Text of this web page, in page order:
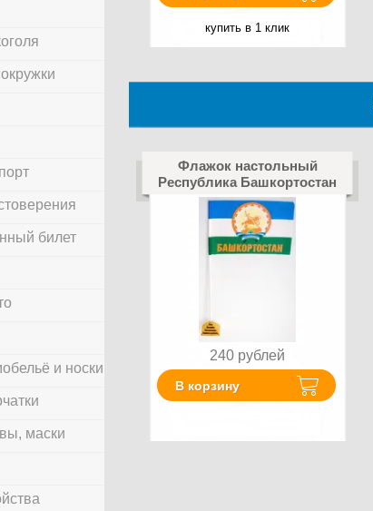
купить в 1 клик
Флажок настольный
Республика Башкортостан
240 рублей
В корзину
билет
и носки
маски